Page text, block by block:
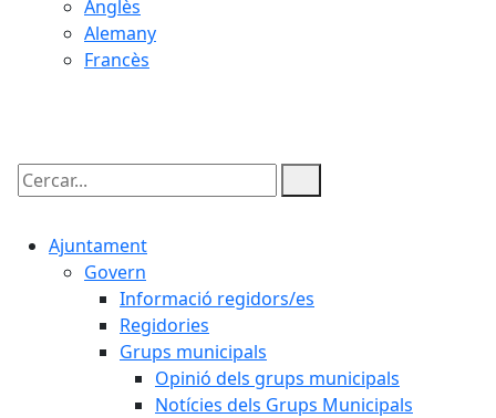
Anglès
Alemany
Francès
Cercar:
Ajuntament
Govern
Informació regidors/es
Regidories
Grups municipals
Opinió dels grups municipals
Notícies dels Grups Municipals